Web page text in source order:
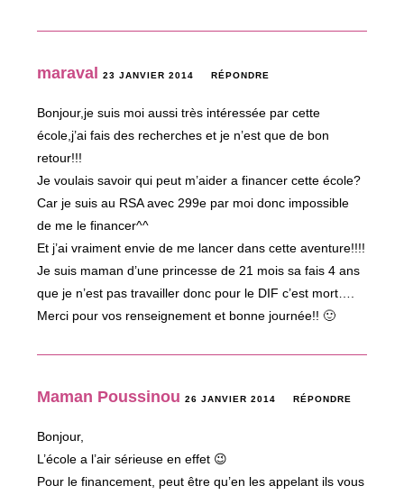
maraval 23 JANVIER 2014 RÉPONDRE
Bonjour,je suis moi aussi très intéressée par cette
école,j’ai fais des recherches et je n’est que de bon
retour!!!
Je voulais savoir qui peut m’aider a financer cette école?
Car je suis au RSA avec 299e par moi donc impossible
de me le financer^^
Et j’ai vraiment envie de me lancer dans cette aventure!!!!
Je suis maman d’une princesse de 21 mois sa fais 4 ans
que je n’est pas travailler donc pour le DIF c’est mort….
Merci pour vos renseignement et bonne journée!! 🙂
Maman Poussinou 26 JANVIER 2014 RÉPONDRE
Bonjour,
L’école a l’air sérieuse en effet 😉
Pour le financement, peut être qu’en les appelant ils vous